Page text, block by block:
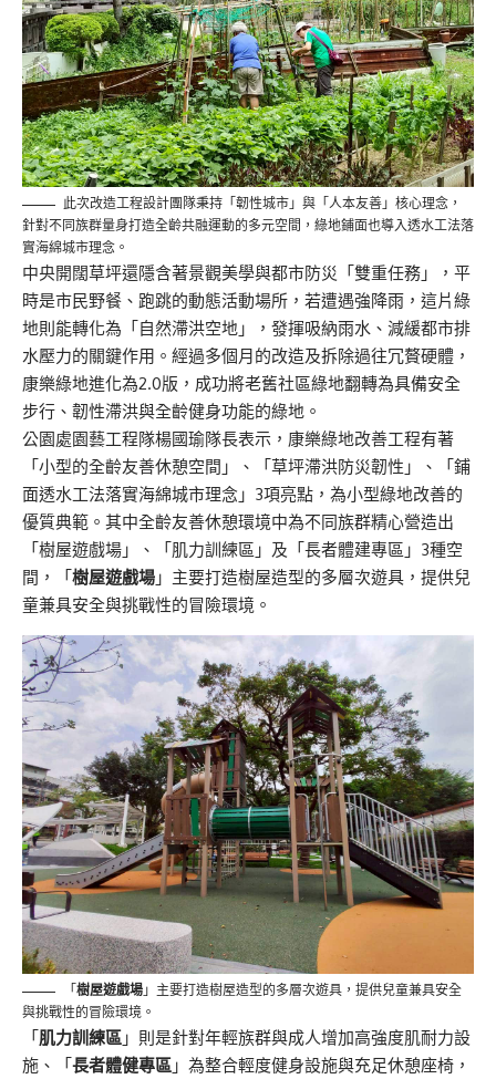
此次改造工程設計團隊秉持「韌性城市」與「人本友善」核心理念，
針對不同族群量身打造全齡共融運動的多元空間，綠地鋪面也導入透水工法落
實海綿城市理念。
中央開闊草坪還隱含著景觀美學與都市防災「雙重任務」，平
時是市民野餐、跑跳的動態活動場所，若遭遇強降雨，這片綠
地則能轉化為「自然滯洪空地」，發揮吸納雨水、減緩都市排
水壓力的關鍵作用。經過多個月的改造及拆除過往冗贅硬體，
康樂綠地進化為2.0版，成功將老舊社區綠地翻轉為具備安全
步行、韌性滯洪與全齡健身功能的綠地。
公園處園藝工程隊楊國瑜隊長表示，康樂綠地改善工程有著
「小型的全齡友善休憩空間」、「草坪滯洪防災韌性」、「鋪
面透水工法落實海綿城市理念」3項亮點，為小型綠地改善的
優質典範。其中全齡友善休憩環境中為不同族群精心營造出
「樹屋遊戲場」、「肌力訓練區」及「長者體建專區」3種空
間，「 樹屋遊戲場 」主要打造樹屋造型的多層次遊具，提供兒
童兼具安全與挑戰性的冒險環境。
「 樹屋遊戲場 」主要打造樹屋造型的多層次遊具，提供兒童兼具安全
與挑戰性的冒險環境。
「 肌力訓練區 」則是針對年輕族群與成人增加高強度肌耐力設
施、「 長者體健專區 」為整合輕度健身設施與充足休憩座椅，